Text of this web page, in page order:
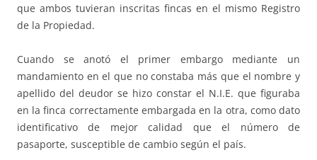
que ambos tuvieran inscritas fincas en el mismo Registro
de la Propiedad.
Cuando se anotó el primer embargo mediante un
mandamiento en el que no constaba más que el nombre y
apellido del deudor se hizo constar el N.I.E. que figuraba
en la finca correctamente embargada en la otra, como dato
identificativo de mejor calidad que el número de
pasaporte, susceptible de cambio según el país.